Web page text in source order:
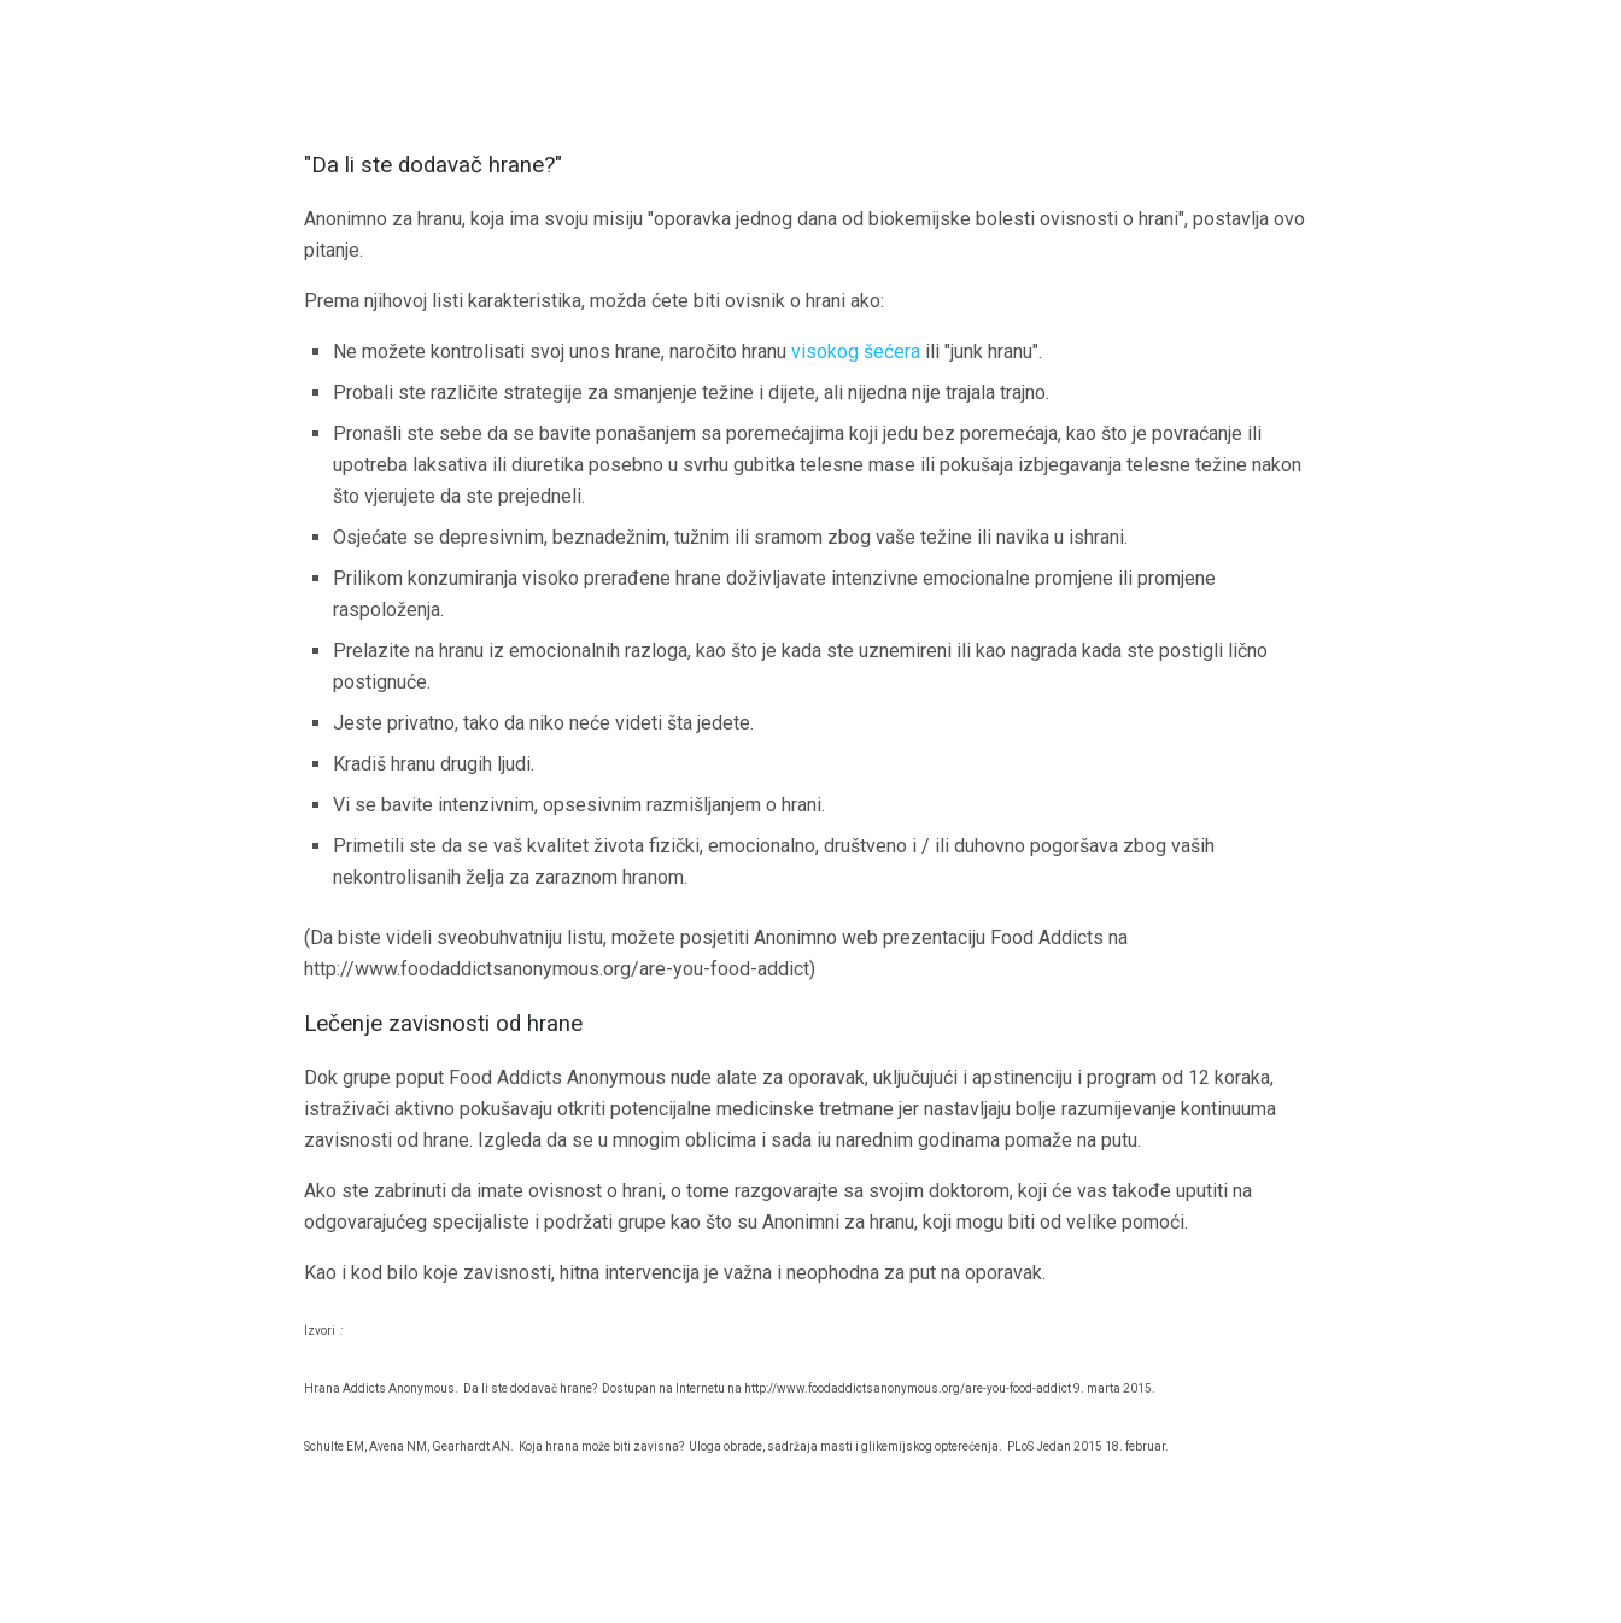
"Da li ste dodavač hrane?"
Anonimno za hranu, koja ima svoju misiju "oporavka jednog dana od biokemijske bolesti ovisnosti o hrani", postavlja ovo
pitanje.
Prema njihovoj listi karakteristika, možda ćete biti ovisnik o hrani ako:
Ne možete kontrolisati svoj unos hrane, naročito hranu visokog šećera ili "junk hranu".
Probali ste različite strategije za smanjenje težine i dijete, ali nijedna nije trajala trajno.
Pronašli ste sebe da se bavite ponašanjem sa poremećajima koji jedu bez poremećaja, kao što je povraćanje ili
upotreba laksativa ili diuretika posebno u svrhu gubitka telesne mase ili pokušaja izbjegavanja telesne težine nakon
što vjerujete da ste prejedneli.
Osjećate se depresivnim, beznadežnim, tužnim ili sramom zbog vaše težine ili navika u ishrani.
Prilikom konzumiranja visoko prerađene hrane doživljavate intenzivne emocionalne promjene ili promjene
raspoloženja.
Prelazite na hranu iz emocionalnih razloga, kao što je kada ste uznemireni ili kao nagrada kada ste postigli lično
postignuće.
Jeste privatno, tako da niko neće videti šta jedete.
Kradiš hranu drugih ljudi.
Vi se bavite intenzivnim, opsesivnim razmišljanjem o hrani.
Primetili ste da se vaš kvalitet života fizički, emocionalno, društveno i / ili duhovno pogoršava zbog vaših
nekontrolisanih želja za zaraznom hranom.
(Da biste videli sveobuhvatniju listu, možete posjetiti Anonimno web prezentaciju Food Addicts na
http://www.foodaddictsanonymous.org/are-you-food-addict)
Lečenje zavisnosti od hrane
Dok grupe poput Food Addicts Anonymous nude alate za oporavak, uključujući i apstinenciju i program od 12 koraka,
istraživači aktivno pokušavaju otkriti potencijalne medicinske tretmane jer nastavljaju bolje razumijevanje kontinuuma
zavisnosti od hrane. Izgleda da se u mnogim oblicima i sada iu narednim godinama pomaže na putu.
Ako ste zabrinuti da imate ovisnost o hrani, o tome razgovarajte sa svojim doktorom, koji će vas takođe uputiti na
odgovarajućeg specijaliste i podržati grupe kao što su Anonimni za hranu, koji mogu biti od velike pomoći.
Kao i kod bilo koje zavisnosti, hitna intervencija je važna i neophodna za put na oporavak.
Izvori :
Hrana Addicts Anonymous. Da li ste dodavač hrane? Dostupan na Internetu na http://www.foodaddictsanonymous.org/are-you-food-addict 9. marta 2015.
Schulte EM, Avena NM, Gearhardt AN. Koja hrana može biti zavisna? Uloga obrade, sadržaja masti i glikemijskog opterećenja. PLoS Jedan 2015 18. februar.